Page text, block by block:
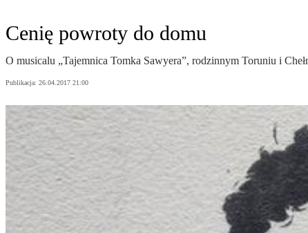
Cenię powroty do domu
O musicalu „Tajemnica Tomka Sawyera”, rodzinnym Toruniu i
Publikacja: 26.04.2017 21:00